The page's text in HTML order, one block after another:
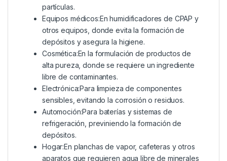
partículas.
Equipos médicos:En humidificadores de CPAP y
otros equipos, donde evita la formación de
depósitos y asegura la higiene.
Cosmética:En la formulación de productos de
alta pureza, donde se requiere un ingrediente
libre de contaminantes.
Electrónica:Para limpieza de componentes
sensibles, evitando la corrosión o residuos.
Automoción:Para baterías y sistemas de
refrigeración, previniendo la formación de
depósitos.
Hogar:En planchas de vapor, cafeteras y otros
aparatos que requieren agua libre de minerales